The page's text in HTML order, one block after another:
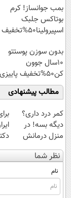
بمب جوانساز! کرم
بوتاکس جلبک
اسپیرولینا50%تخفیف
بدون سوزن پوستتو
10سال جوون
کن50%تخفیف پاییزی
مطالب پیشنهادی
کمر درد داری؟
دیگه بسه! در
منزل درمانش
کن
(◀پرسش‌نامه)
نظر شما
نام